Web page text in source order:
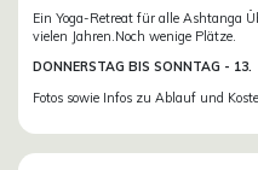
Ein Yoga-Retreat für alle Ashtanga
vielen Jahren.Noch wenige Plätze.
DONNERSTAG BIS SONNTAG -
Fotos sowie Infos zu Ablauf und